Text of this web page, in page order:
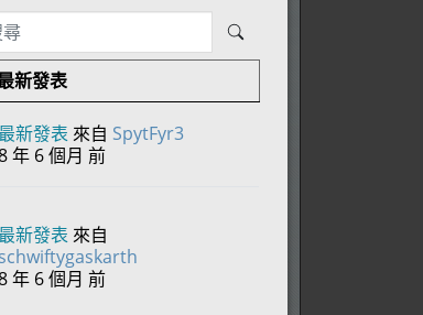
新發表
最新發表 來自 SpytFyr3
年 6 個月 前
最新發表 來自
schwiftygaskarth
年 6 個月 前